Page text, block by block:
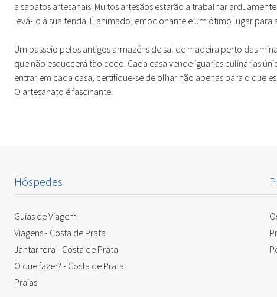
a sapatos artesanais. Muitos artesãos estarão a trabalhar
levá-lo à sua tenda. É animado, emocionante e um ótimo lugar para
Um passeio pelos antigos armazéns de sal de madeira perto das
que não esquecerá tão cedo. Cada casa vende iguarias culinárias
entrar em cada casa, certifique-se de olhar não apenas para o que
O artesanato é fascinante.
Hóspedes
Guias de Viagem
Viagens - Costa de Prata
Jantar fora - Costa de Prata
O que fazer? - Costa de Prata
Praias